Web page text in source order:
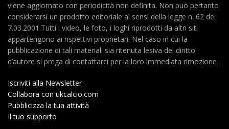
viene aggiornato con periodicità non definita. Non può pertanto
considerarsi un prodotto editoriale ai sensi della legge n. 62 del
7.03.2001.Tutti i video, le foto, i loghi riprodotti da altri siti
appartengono ai rispettivi proprietari. Nel caso in cui la
pubblicazione di tali materiali sia ritenuta lesiva del diritto
d’autore si prega di contattarci per la loro immediata rimozione.
Iscriviti alla Newsletter
Collabora con ukcalcio.com
Pubblicizza la tua attività
Il tuo supporto